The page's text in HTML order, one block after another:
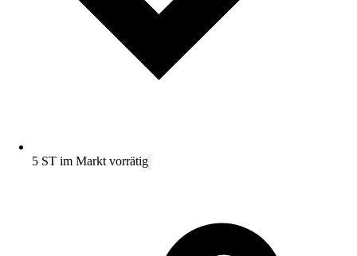
5 ST im Markt vorrätig